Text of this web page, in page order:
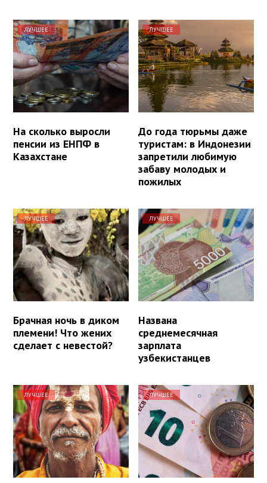
ЛУЧШЕЕ
На сколько выросли
пенсии из ЕНПФ в
Казахстане
ЛУЧШЕЕ
До года тюрьмы даже
туристам: в Индонезии
запретили любимую
забаву молодых и
пожилых
ЛУЧШЕЕ
Брачная ночь в диком
племени! Что жених
сделает с невестой?
ЛУЧШЕЕ
Названа
среднемесячная
зарплата
узбекистанцев
ЛУЧШЕЕ ЛУЧШЕЕ